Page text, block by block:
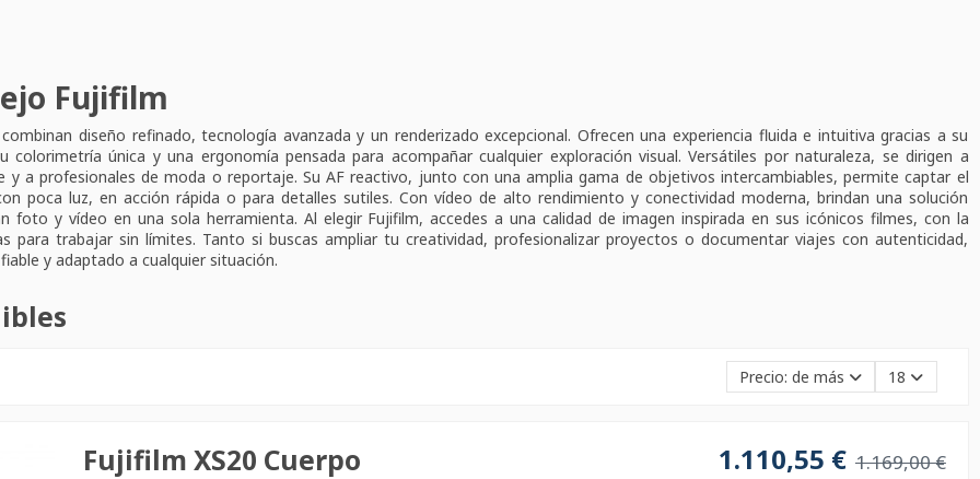
Fujifilm
diseño refinado, tecnología avanzada y un renderizado excepcional. Ofrecen una experiencia fluida e intuitiva gracias a su
colorimetría única y una ergonomía pensada para acompañar cualquier exploración visual. Versátiles por naturaleza, se dirigen a
a profesionales de moda o reportaje. Su AF reactivo, junto con una amplia gama de objetivos intercambiables, permite captar el
poca luz, en acción rápida o para detalles sutiles. Con vídeo de alto rendimiento y conectividad moderna, brindan una solución
foto y vídeo en una sola herramienta. Al elegir Fujifilm, accedes a una calidad de imagen inspirada en sus icónicos filmes, con la
para trabajar sin límites. Tanto si buscas ampliar tu creatividad, profesionalizar proyectos o documentar viajes con autenticidad,
y adaptado a cualquier situación.
Precio: de más bajo a más alto
18
Fujifilm XS20 Cuerpo 1.110,55 € 1.169,00 €